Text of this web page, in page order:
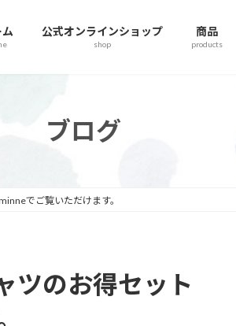
公式オンラインショップ
shop
商品
products
ブログ
でご覧いただけます。
ツのお得セット